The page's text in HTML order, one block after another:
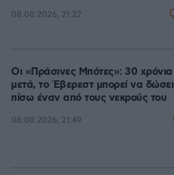
08.08.2026, 21:22
Οι «Πράσινες Μπότες»: 30 χρόνια
μετά, το Έβερεστ μπορεί να δώσει
πίσω έναν από τους νεκρούς του
08.08.2026, 21:49